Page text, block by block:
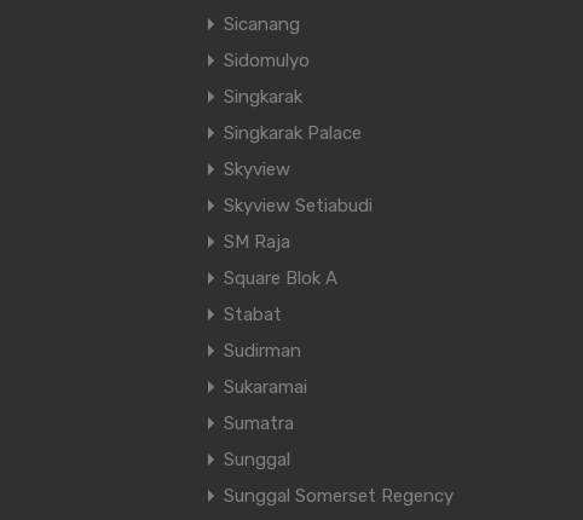
dan situs web saya pada peramban ini untuk komentar saya berikutnya.
Sicanang
Sidomulyo
Singkarak
Singkarak Palace
Skyview
Skyview Setiabudi
SM Raja
Square Blok A
Stabat
Sudirman
Sukaramai
Sumatra
Sunggal
Sunggal Somerset Regency